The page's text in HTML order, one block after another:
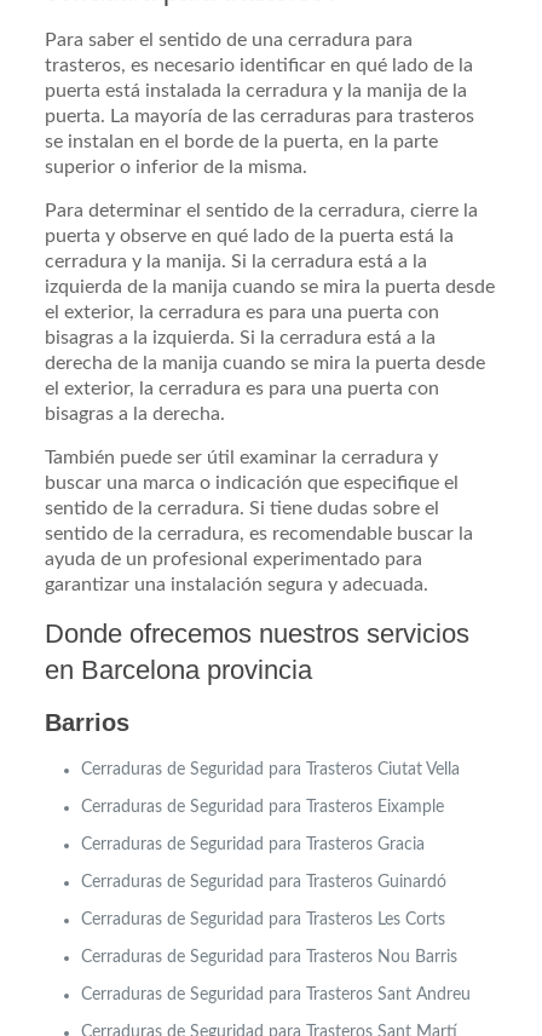
Para saber el sentido de una cerradura para
trasteros, es necesario identificar en qué lado de la
puerta está instalada la cerradura y la manija de la
puerta. La mayoría de las cerraduras para trasteros
se instalan en el borde de la puerta, en la parte
superior o inferior de la misma.
Para determinar el sentido de la cerradura, cierre la
puerta y observe en qué lado de la puerta está la
cerradura y la manija. Si la cerradura está a la
izquierda de la manija cuando se mira la puerta desde
el exterior, la cerradura es para una puerta con
bisagras a la izquierda. Si la cerradura está a la
derecha de la manija cuando se mira la puerta desde
el exterior, la cerradura es para una puerta con
bisagras a la derecha.
También puede ser útil examinar la cerradura y
buscar una marca o indicación que especifique el
sentido de la cerradura. Si tiene dudas sobre el
sentido de la cerradura, es recomendable buscar la
ayuda de un profesional experimentado para
garantizar una instalación segura y adecuada.
Donde ofrecemos nuestros servicios
en Barcelona provincia
Barrios
Cerraduras de Seguridad para Trasteros Ciutat Vella
Cerraduras de Seguridad para Trasteros Eixample
Cerraduras de Seguridad para TrasterosGracia
Cerraduras de Seguridad para Trasteros Guinardó
Cerraduras de Seguridad para Trasteros Les Corts
Cerraduras de Seguridad para Trasteros Nou Barris
Cerraduras de Seguridad para Trasteros Sant Andreu
Cerraduras de Seguridad para Trasteros Sant Martí